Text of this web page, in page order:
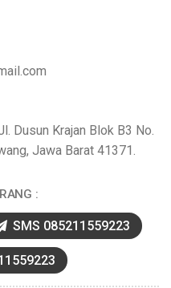
Dusun Krajan Blok B3 No.
Jawa Barat 41371.
:
SMS 085211559223